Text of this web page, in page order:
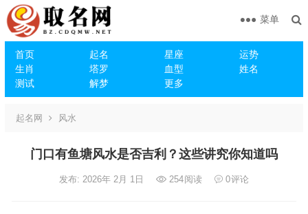
首页 起名 星座
运势
生肖
塔罗 血型
姓名
测试
解梦 更多
菜单
起名网 风水
门口有鱼塘风水是否吉利？这些讲究你知道吗
发布: 2026年 2月 1日 254阅读 0评论